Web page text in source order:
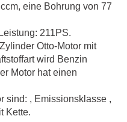
eine Bohrung von 77
211PS.
Otto-Motor mit
wird Benzin
Motor hat einen
sind: , Emissionsklasse ,
Kette.